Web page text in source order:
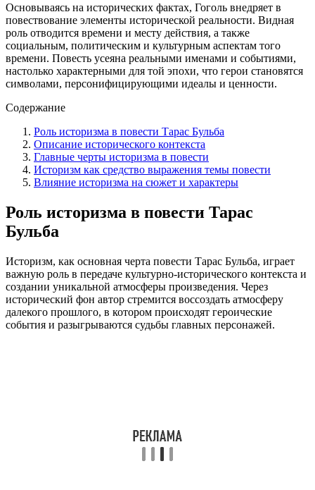
Основываясь на исторических фактах, Гоголь внедряет в
повествование элементы исторической реальности. Видная
роль отводится времени и месту действия, а также
социальным, политическим и культурным аспектам того
времени. Повесть усеяна реальными именами и событиями,
настолько характерными для той эпохи, что герои становятся
символами, персонифицирующими идеалы и ценности.
Содержание
Роль историзма в повести Тарас Бульба
Описание исторического контекста
Главные черты историзма в повести
Историзм как средство выражения темы повести
Влияние историзма на сюжет и характеры
Роль историзма в повести Тарас
Бульба
Историзм, как основная черта повести Тарас Бульба, играет
важную роль в передаче культурно-исторического контекста и
создании уникальной атмосферы произведения. Через
исторический фон автор стремится воссоздать атмосферу
далекого прошлого, в котором происходят героические
события и разыгрываются судьбы главных персонажей.